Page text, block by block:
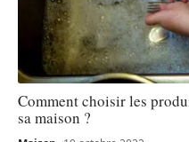
Comment choisir les
sa maison ?